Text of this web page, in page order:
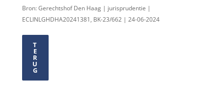
Bron: Gerechtshof Den Haag | jurisprudentie |
ECLINLGHDHA20241381, BK-23/662 | 24-06-2024
T
E
R
U
G